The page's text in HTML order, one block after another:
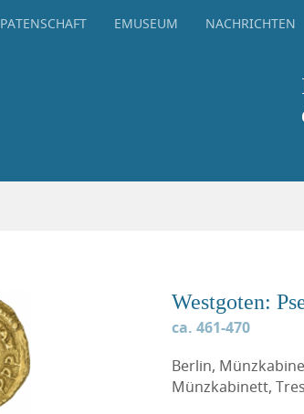
PATENSCHAFT EMUSEUM NACHRICHTEN
Westgoten:
ca. 461-470
Berlin,
Münzkabinett,